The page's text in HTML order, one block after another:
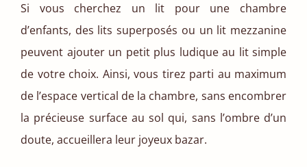
Si vous cherchez un lit pour une chambre
d’enfants, des lits superposés ou un lit mezzanine
peuvent ajouter un petit plus ludique au lit simple
de votre choix. Ainsi, vous tirez parti au maximum
de l’espace vertical de la chambre, sans encombrer
la précieuse surface au sol qui, sans l’ombre d’un
doute, accueillera leur joyeux bazar.